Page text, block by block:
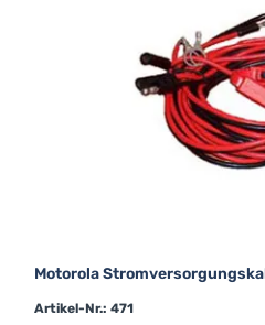
Motorola
Artikel-Nr.: 471